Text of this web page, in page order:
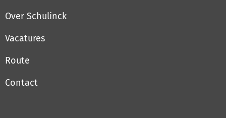
Over Schulinck
Vacatures
Route
Contact